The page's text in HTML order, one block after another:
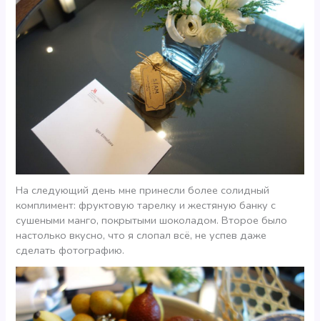
На следующий день мне принесли более солидный
комплимент: фруктовую тарелку и жестяную банку с
сушеными манго, покрытыми шоколадом. Второе было
настолько вкусно, что я слопал всё, не успев даже
сделать фотографию.